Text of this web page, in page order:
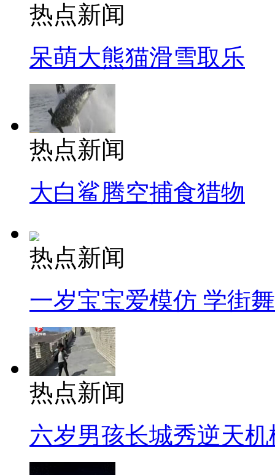
热点新闻
呆萌大熊猫滑雪取乐
热点新闻
大白鲨腾空捕食猎物
热点新闻
一岁宝宝爱模仿 学街
热点新闻
六岁男孩长城秀逆天机